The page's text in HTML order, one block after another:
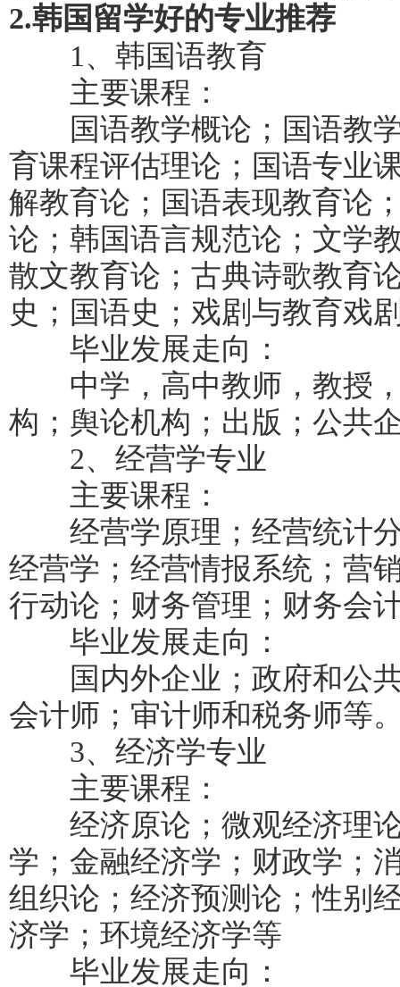
2.韩国留学好的专业推荐
1、韩国语教育
主要课程：
国语教学概论；国语教学
育课程评估理论；国语专业
解教育论；国语表现教育论
论；韩国语言规范论；文学
散文教育论；古典诗歌教育
史；国语史；戏剧与教育戏
毕业发展走向：
中学，高中教师，教授，
构；舆论机构；出版；公共
2、经营学专业
主要课程：
经营学原理；经营统计分
经营学；经营情报系统；营
行动论；财务管理；财务会
毕业发展走向：
国内外企业；政府和公共
会计师；审计师和税务师等
3、经济学专业
主要课程：
经济原论；微观经济理论
学；金融经济学；财政学；
组织论；经济预测论；性别
济学；环境经济学等
毕业发展走向：